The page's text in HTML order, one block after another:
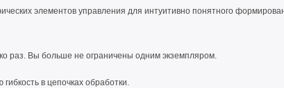
элементов управления для интуитивно понятного
раз. Вы больше не ограничены одним экземпляром.
в цепочках обработки.​